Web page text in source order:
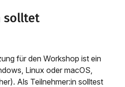
solltet
für den Workshop ist ein
Linux oder macOS,
Als Teilnehmer:in solltest